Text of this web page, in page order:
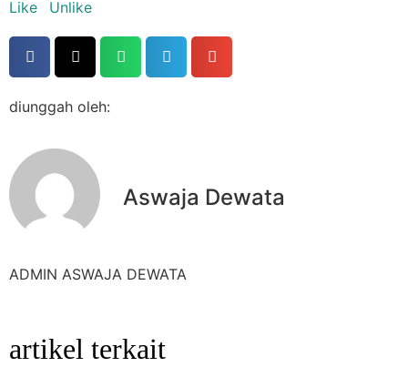
diunggah oleh:
Aswaja Dewata
ADMIN ASWAJA DEWATA
artikel terkait